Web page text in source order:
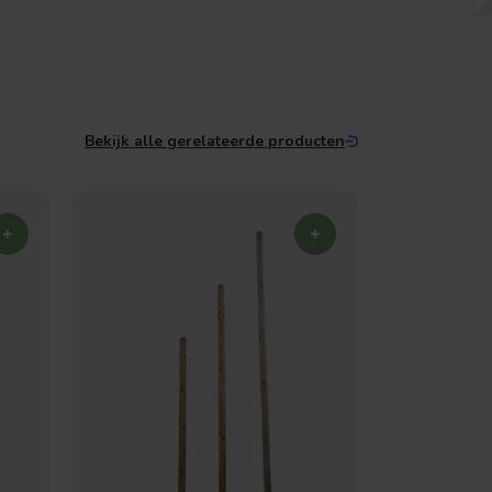
Bekijk alle gerelateerde producten